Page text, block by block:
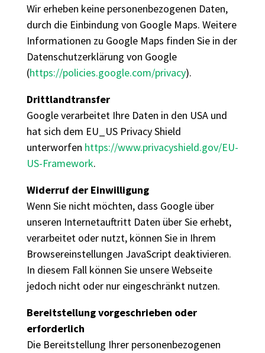
Wir erheben keine personenbezogenen Daten,
durch die Einbindung von Google Maps. Weitere
Informationen zu Google Maps finden Sie in der
Datenschutzerklärung von Google
(https://policies.google.com/privacy).
Drittlandtransfer
Google verarbeitet Ihre Daten in den USA und
hat sich dem EU_US Privacy Shield
unterworfen https://www.privacyshield.gov/EU-
US-Framework.
Widerruf der Einwilligung
Wenn Sie nicht möchten, dass Google über
unseren Internetauftritt Daten über Sie erhebt,
verarbeitet oder nutzt, können Sie in Ihrem
Browsereinstellungen JavaScript deaktivieren.
In diesem Fall können Sie unsere Webseite
jedoch nicht oder nur eingeschränkt nutzen.
Bereitstellung vorgeschrieben oder
erforderlich
Die Bereitstellung Ihrer personenbezogenen